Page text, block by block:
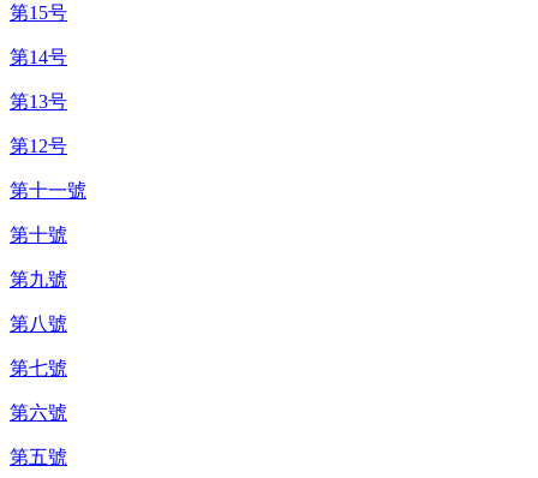
第15号
第14号
第13号
第12号
第十一號
第十號
第九號
第八號
第七號
第六號
第五號